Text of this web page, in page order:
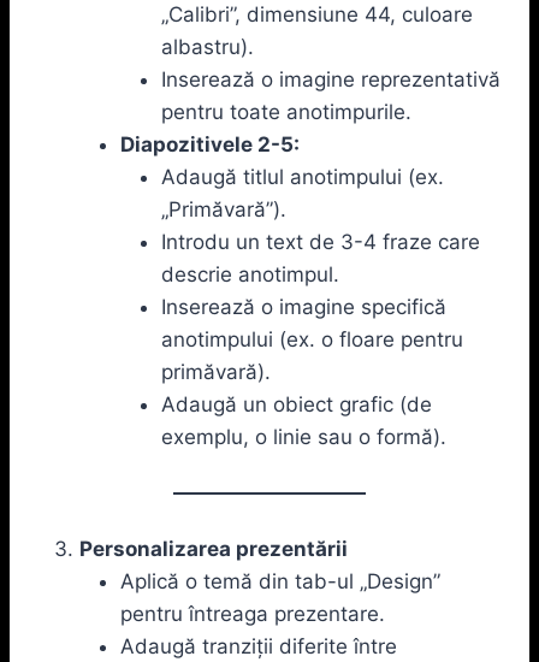
„Calibri”, dimensiune 44, culoare
albastru).
Inserează o imagine reprezentativă
pentru toate anotimpurile.
Diapozitivele 2-5:
Adaugă titlul anotimpului (ex.
„Primăvară”).
Introdu un text de 3-4 fraze care
descrie anotimpul.
Inserează o imagine specifică
anotimpului (ex. o floare pentru
primăvară).
Adaugă un obiect grafic (de
exemplu, o linie sau o formă).
Personalizarea prezentării
Aplică o temă din tab-ul „Design”
pentru întreaga prezentare.
Adaugă tranziții diferite între